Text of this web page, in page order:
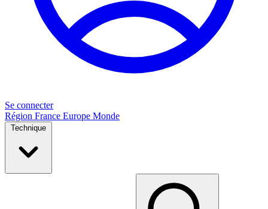
Se connecter
Région France Europe Monde
Technique